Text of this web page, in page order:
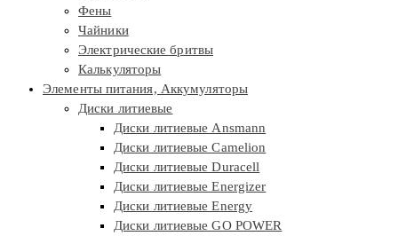
Фены
Чайники
Электрические бритвы
Калькуляторы
Элементы питания, Аккумуляторы
Диски литиевые
Диски литиевые Ansmann
Диски литиевые Camelion
Диски литиевые Duracell
Диски литиевые Energizer
Диски литиевые Energy
Диски литиевые GO POWER